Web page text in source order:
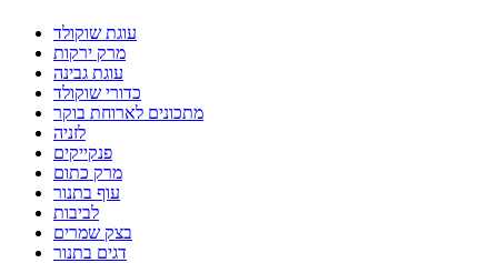
עוגת שוקולד
מרק ירקות
עוגת גבינה
כדורי שוקולד
מתכונים לארוחת בוקר
לזניה
פנקייקים
מרק כתום
עוף בתנור
לביבות
בצק שמרים
דגים בתנור